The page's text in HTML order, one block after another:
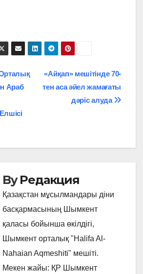
«Айқап» мешітінде 70-
тен аса әйел жамағаты
дәріс алуда
Араб
ByРедакция
Қазақстан мұсылмандары діни
басқармасының Шымкент
қаласы бойынша өкілдігі,
Шымкент орталық "Halifa Al-
Nahaian Aqmeshiti" мешіті.
Мекен жайы: ҚР Шымкент